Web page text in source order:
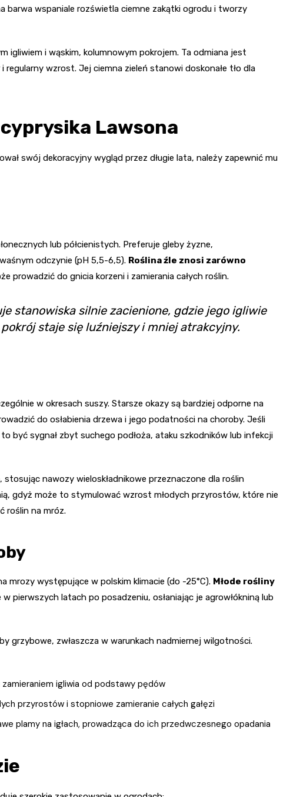
wspaniale rozświetla ciemne zakątki ogrodu i tworzy
igliwiem i wąskim, kolumnowym pokrojem. Ta odmiana jest
wzrost. Jej ciemna zieleń stanowi doskonałe tło dla
Lawsona
swój dekoracyjny wygląd przez długie lata, należy zapewnić mu
lub półcienistych. Preferuje gleby żyzne,
odczynie (pH 5,5-6,5). Roślina źle znosi zarówno
prowadzić do gnicia korzeni i zamierania całych roślin.
stanowiska silnie zacienione, gdzie jego igliwie
staje się luźniejszy i mniej atrakcyjny.
w okresach suszy. Starsze okazy są bardziej odporne na
do osłabienia drzewa i jego podatności na choroby. Jeśli
być sygnał zbyt suchego podłoża, ataku szkodników lub infekcji
nawozy wieloskładnikowe przeznaczone dla roślin
gdyż może to stymulować wzrost młodych przyrostów, które nie
roślin na mróz.
mrozy występujące w polskim klimacie (do -25°C). Młode rośliny
w pierwszych latach po posadzeniu, osłaniając je agrowłókniną lub
grzybowe, zwłaszcza w warunkach nadmiernej wilgotności.
igliwia od podstawy pędów
przyrostów i stopniowe zamieranie całych gałęzi
plamy na igłach, prowadząca do ich przedwczesnego opadania